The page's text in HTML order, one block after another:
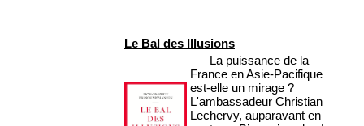
Le Bal des Illusions
La puissance de la
France en Asie-Pacifique
est-elle un mirage ?
L'ambassadeur Christian
Lechervy, auparavant en